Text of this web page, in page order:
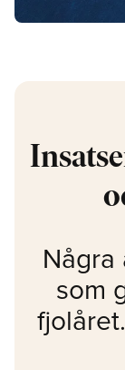
Några
som